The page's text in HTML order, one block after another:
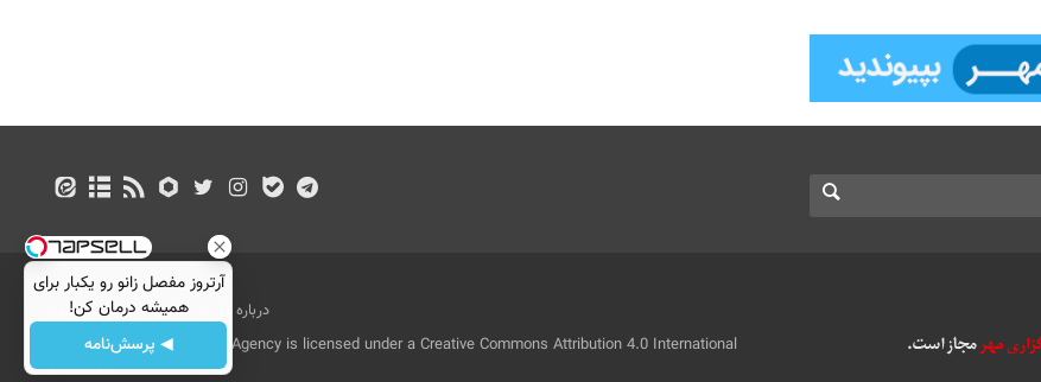
درباره ما تماس با ما
بازرگانی
All Content by Mehr News Agency is licensed under a Creative Commons Attribution 4.0 International
License.
آرتروز مفصل زانو رو یکبار برای
همیشه درمان کن!
◗پرسش‌نامه◖
◀ پرسش‌نامه